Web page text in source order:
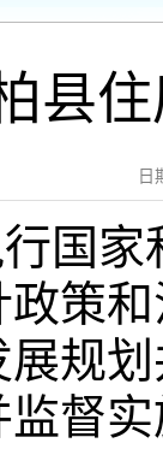
县
日
行国
政策
规
督